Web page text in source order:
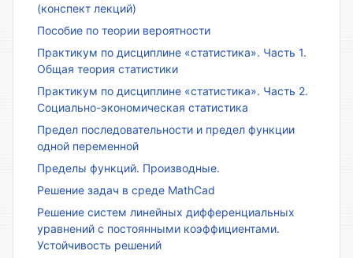
(конспект лекций)
Пособие по теории вероятности
Практикум по дисциплине «статистика». Часть 1.
Общая теория статистики
Практикум по дисциплине «статистика». Часть 2.
Социально-экономическая статистика
Предел последовательности и предел функции
одной переменной
Пределы функций. Производные.
Решение задач в среде MathCad
Решение систем линейных дифференциальных
уравнений с постоянными коэффициентами.
Устойчивость решений